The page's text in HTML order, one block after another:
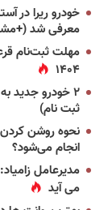
خودرو ریرا در
معرفی شد
مهلت ثبت‌نام
۱۴۰۴
۲ خودرو جدید
ثبت نام)
نحوه روشن
انجام می‌شود؟
مدیرعامل
می آید